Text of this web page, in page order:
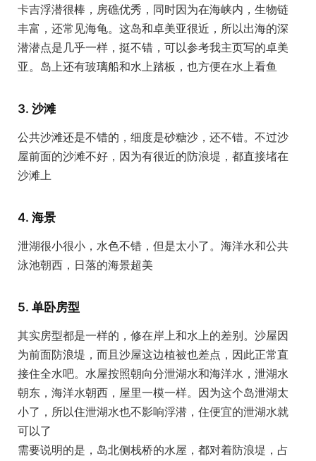
卡吉浮潜很棒，房礁优秀，同时因为在海峡内，生物链
丰富，还常见海龟。这岛和卓美亚很近，所以出海的深
潜潜点是几乎一样，挺不错，可以参考我主页写的卓美
亚。岛上还有玻璃船和水上踏板，也方便在水上看鱼
3. 沙滩
公共沙滩还是不错的，细度是砂糖沙，还不错。不过沙
屋前面的沙滩不好，因为有很近的防浪堤，都直接堵在
沙滩上
4. 海景
泄湖很小很小，水色不错，但是太小了。海洋水和公共
泳池朝西，日落的海景超美
5. 单卧房型
其实房型都是一样的，修在岸上和水上的差别。沙屋因
为前面防浪堤，而且沙屋这边植被也差点，因此正常直
接住全水吧。水屋按照朝向分泄湖水和海洋水，泄湖水
朝东，海洋水朝西，屋里一模一样。因为这个岛泄湖太
小了，所以住泄湖水也不影响浮潜，住便宜的泄湖水就
可以了
需要说明的是，岛北侧栈桥的水屋，都对着防浪堤，占